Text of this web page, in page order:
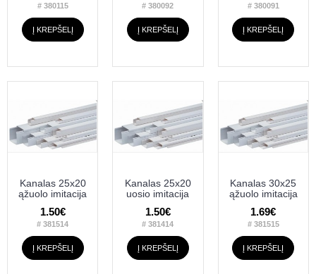
# 380115
Į KREPŠELĮ
# 380092
Į KREPŠELĮ
# 380091
Į KREPŠELĮ
Kanalas 25x20
ąžuolo imitacija
1.50€
# 381514
Į KREPŠELĮ
Kanalas 25x20
uosio imitacija
1.50€
# 381414
Į KREPŠELĮ
Kanalas 30x25
ąžuolo imitacija
1.69€
# 381515
Į KREPŠELĮ